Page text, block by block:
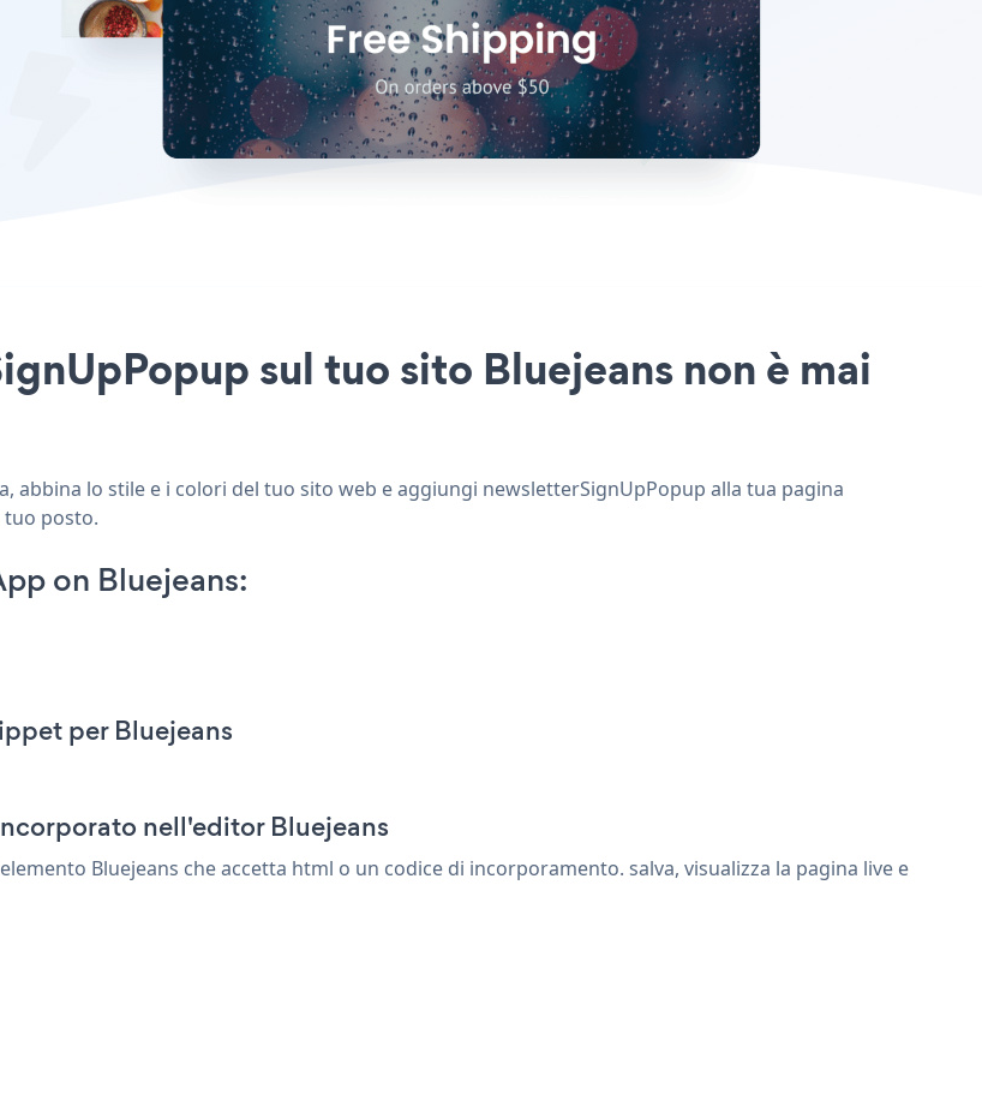
sul tuo sito Bluejeans non è mai
abbina lo stile e i colori del tuo sito web e aggiungi newsletterSignUpPopup alla tua pagina
tuo posto.
on Bluejeans:
per Bluejeans
nell'editor Bluejeans
Bluejeans che accetta html o un codice di incorporamento. salva, visualizza la pagina live e